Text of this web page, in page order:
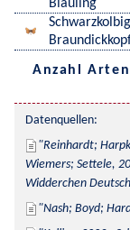
Bläuling
Anzahl Arten
Datenquellen:
Reinhardt;
Wiemers; Settele,
Widderchen
Nash; Boyd;